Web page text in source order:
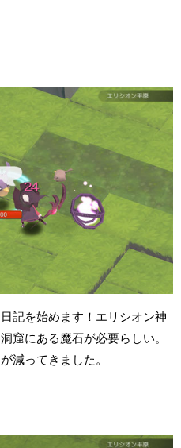
記を始めます！エリシオン神
窟にある魔石が必要らしい。
減ってきました。